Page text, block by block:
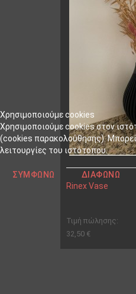
Rinex Vase
Τιμή πώλησης:
32,50 €
Χρησιμοποιούμε cookies
Χρησιμοποιούμε cookies στον
(cookies παρακολούθησης).
λειτουργίες του ιστότοπου.
ΣΥΜΦΩΝΏ
ΔΙΑΦΩΝΏ